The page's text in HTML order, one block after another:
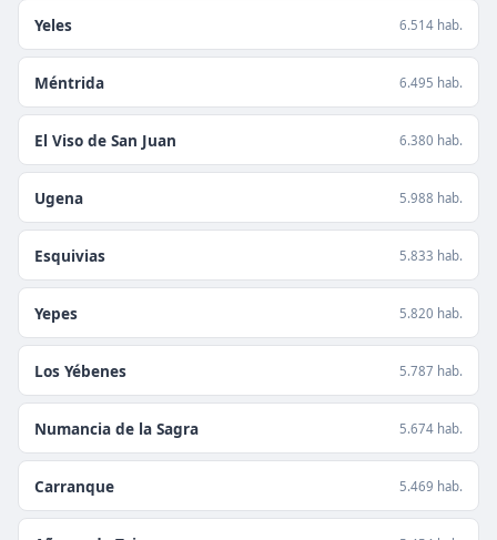
Yeles 6.514 hab.
Méntrida 6.495 hab.
El Viso de San Juan 6.380 hab.
Ugena 5.988 hab.
Esquivias 5.833 hab.
Yepes 5.820 hab.
Los Yébenes 5.787 hab.
Numancia de la Sagra 5.674 hab.
Carranque 5.469 hab.